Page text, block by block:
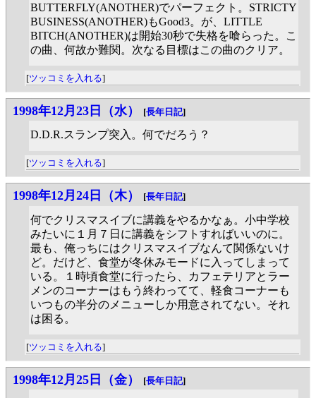
BUTTERFLY(ANOTHER)でパーフェクト。STRICTY
BUSINESS(ANOTHER)もGood3。が、LITTLE
BITCH(ANOTHER)は開始30秒で失格を喰らった。こ
の曲、何故か難関。次なる目標はこの曲のクリア。
[ツッコミを入れる]
1998年12月23日（水） [長年日記]
D.D.R.スランプ突入。何でだろう？
[ツッコミを入れる]
1998年12月24日（木） [長年日記]
何でクリスマスイブに講義をやるかなぁ。小中学校
みたいに１月７日に講義をシフトすればいいのに。
最も、俺っちにはクリスマスイブなんて関係ないけ
ど。だけど、食堂が冬休みモードに入ってしまって
いる。１時頃食堂に行ったら、カフェテリアとラー
メンのコーナーはもう終わってて、軽食コーナーも
いつもの半分のメニューしか用意されてない。それ
は困る。
[ツッコミを入れる]
1998年12月25日（金） [長年日記]